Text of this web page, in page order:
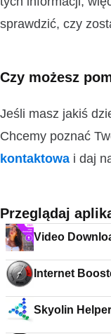
sprawdzić, czy
Czy możesz
Jeśli masz jakiś
Chcemy poznać
kontaktowa i daj
Przeglądaj
Video
Internet
Skyolin Helper